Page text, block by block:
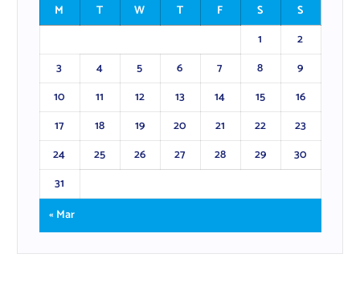
M
T W T F S
S
1
2
3
4 5 6 7 8
9
10
11 12 13 14 15
16
17
18 19 20 21 22
23
24
25 26 27 28 29
30
31
« Mar